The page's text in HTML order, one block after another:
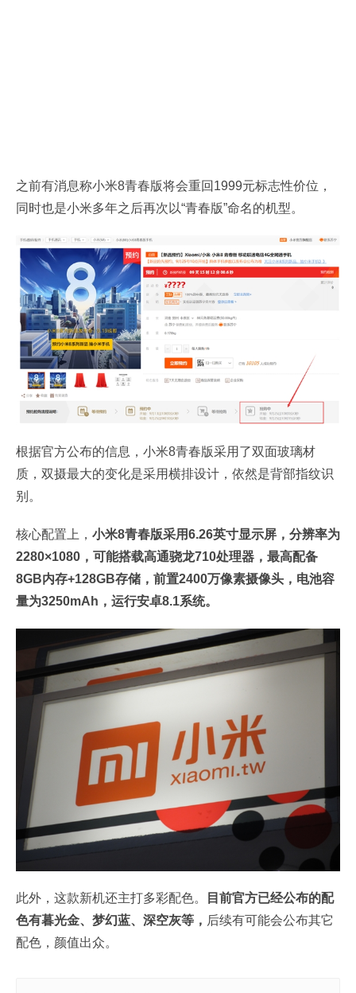
之前有消息称小米8青春版将会重回1999元标志性价位，
同时也是小米多年之后再次以“青春版”命名的机型。
根据官方公布的信息，小米8青春版采用了双面玻璃材
质，双摄最大的变化是采用横排设计，依然是背部指纹识
别。
核心配置上， 小米8青春版采用6.26英寸显示屏，分辨率为
2280×1080，可能搭载高通骁龙710处理器，最高配备
8GB内存+128GB存储，前置2400万像素摄像头，电池容
量为3250mAh，运行安卓8.1系统。
此外，这款新机还主打多彩配色。
目前官方已经公布的配
色有暮光金、梦幻蓝、深空灰等， 后续有可能会公布其它
配色，颜值出众。